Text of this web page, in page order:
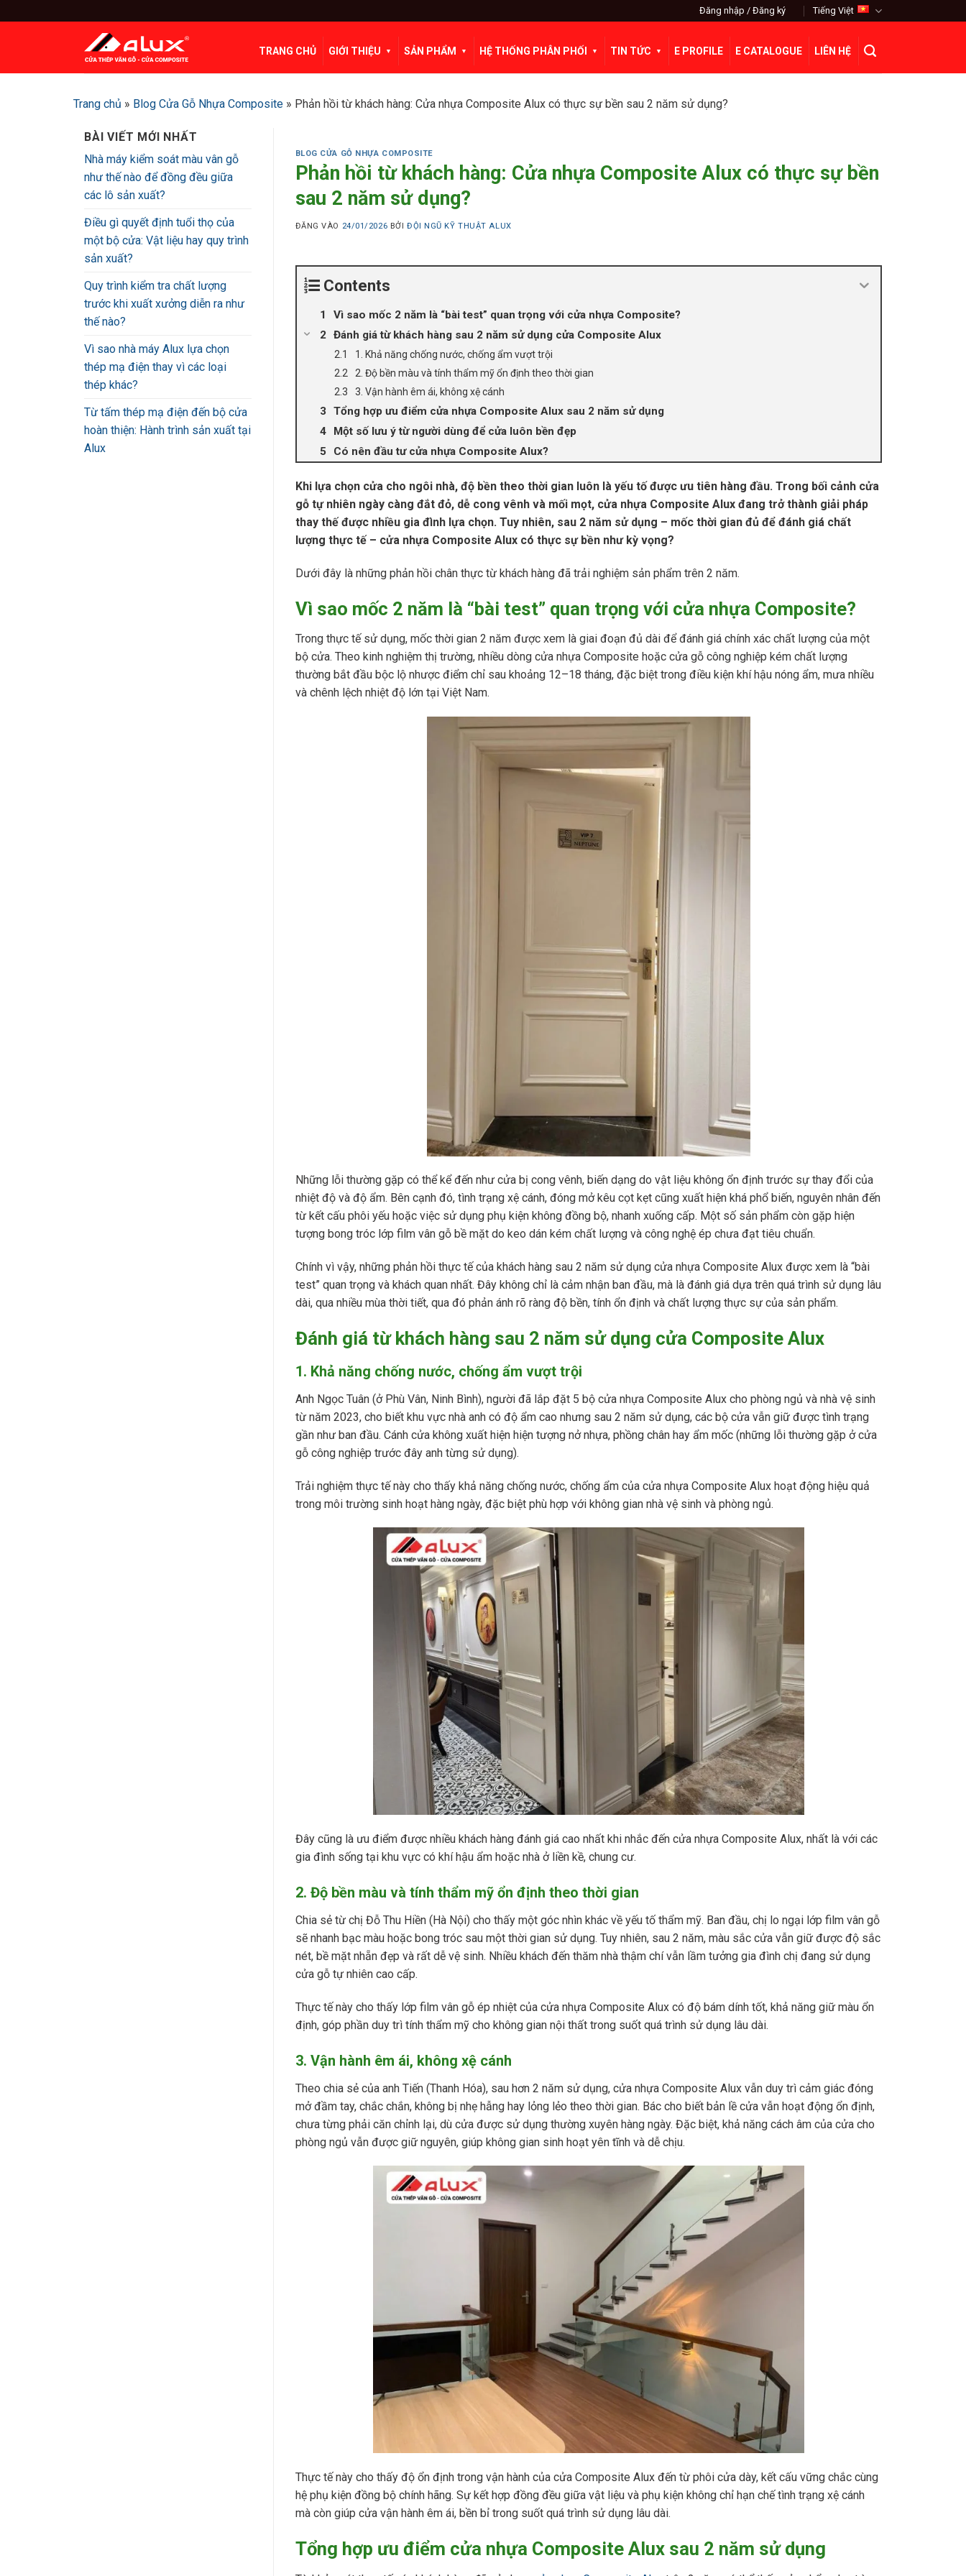
qua
Đăng nhập / Đăng ký Tiếng Việt
TRANG CHỦ GIỚI THIỆU SẢN PHẨM HỆ THỐNG PHÂN PHỐI TIN TỨC E PROFILE E CATALOGUE LIÊN HỆ
Trang chủ » Blog Cửa Gỗ Nhựa Composite » Phản hồi từ khách hàng: Cửa nhựa Composite Alux có thực sự bền sau 2 năm sử dụng?
BÀI VIẾT MỚI NHẤT
Nhà máy kiểm soát màu vân gỗ
như thế nào để đồng đều giữa
các lô sản xuất?
Điều gì quyết định tuổi thọ của
một bộ cửa: Vật liệu hay quy trình
sản xuất?
Quy trình kiểm tra chất lượng
trước khi xuất xưởng diễn ra như
thế nào?
Vì sao nhà máy Alux lựa chọn
thép mạ điện thay vì các loại
thép khác?
Từ tấm thép mạ điện đến bộ cửa
hoàn thiện: Hành trình sản xuất tại
Alux
BLOG CỬA GỖ NHỰA COMPOSITE
Phản hồi từ khách hàng: Cửa nhựa Composite Alux có thực sự bền
sau 2 năm sử dụng?
ĐĂNG VÀO 24/01/2026 BỞI ĐỘI NGŨ KỸ THUẬT ALUX
Contents
Vì sao mốc 2 năm là “bài test” quan trọng với cửa nhựa Composite?
Đánh giá từ khách hàng sau 2 năm sử dụng cửa Composite Alux
1. Khả năng chống nước, chống ẩm vượt trội
2. Độ bền màu và tính thẩm mỹ ổn định theo thời gian
3. Vận hành êm ái, không xệ cánh
Tổng hợp ưu điểm cửa nhựa Composite Alux sau 2 năm sử dụng
Một số lưu ý từ người dùng để cửa luôn bền đẹp
Có nên đầu tư cửa nhựa Composite Alux?
Khi lựa chọn cửa cho ngôi nhà, độ bền theo thời gian luôn là yếu tố được ưu tiên hàng đầu. Trong bối cảnh cửa
gỗ tự nhiên ngày càng đắt đỏ, dễ cong vênh và mối mọt, cửa nhựa Composite Alux đang trở thành giải pháp
thay thế được nhiều gia đình lựa chọn. Tuy nhiên, sau 2 năm sử dụng – mốc thời gian đủ để đánh giá chất
lượng thực tế – cửa nhựa Composite Alux có thực sự bền như kỳ vọng?
Dưới đây là những phản hồi chân thực từ khách hàng đã trải nghiệm sản phẩm trên 2 năm.
Vì sao mốc 2 năm là “bài test” quan trọng với cửa nhựa Composite?
Trong thực tế sử dụng, mốc thời gian 2 năm được xem là giai đoạn đủ dài để đánh giá chính xác chất lượng của một
bộ cửa. Theo kinh nghiệm thị trường, nhiều dòng cửa nhựa Composite hoặc cửa gỗ công nghiệp kém chất lượng
thường bắt đầu bộc lộ nhược điểm chỉ sau khoảng 12–18 tháng, đặc biệt trong điều kiện khí hậu nóng ẩm, mưa nhiều
và chênh lệch nhiệt độ lớn tại Việt Nam.
Những lỗi thường gặp có thể kể đến như cửa bị cong vênh, biến dạng do vật liệu không ổn định trước sự thay đổi của
nhiệt độ và độ ẩm. Bên cạnh đó, tình trạng xệ cánh, đóng mở kêu cọt kẹt cũng xuất hiện khá phổ biến, nguyên nhân đến
từ kết cấu phôi yếu hoặc việc sử dụng phụ kiện không đồng bộ, nhanh xuống cấp. Một số sản phẩm còn gặp hiện
tượng bong tróc lớp film vân gỗ bề mặt do keo dán kém chất lượng và công nghệ ép chưa đạt tiêu chuẩn.
Chính vì vậy, những phản hồi thực tế của khách hàng sau 2 năm sử dụng cửa nhựa Composite Alux được xem là “bài
test” quan trọng và khách quan nhất. Đây không chỉ là cảm nhận ban đầu, mà là đánh giá dựa trên quá trình sử dụng lâu
dài, qua nhiều mùa thời tiết, qua đó phản ánh rõ ràng độ bền, tính ổn định và chất lượng thực sự của sản phẩm.
Đánh giá từ khách hàng sau 2 năm sử dụng cửa Composite Alux
1. Khả năng chống nước, chống ẩm vượt trội
Anh Ngọc Tuân (ở Phù Vân, Ninh Bình), người đã lắp đặt 5 bộ cửa nhựa Composite Alux cho phòng ngủ và nhà vệ sinh
từ năm 2023, cho biết khu vực nhà anh có độ ẩm cao nhưng sau 2 năm sử dụng, các bộ cửa vẫn giữ được tình trạng
gần như ban đầu. Cánh cửa không xuất hiện hiện tượng nở nhựa, phồng chân hay ẩm mốc (những lỗi thường gặp ở cửa
gỗ công nghiệp trước đây anh từng sử dụng).
Trải nghiệm thực tế này cho thấy khả năng chống nước, chống ẩm của cửa nhựa Composite Alux hoạt động hiệu quả
trong môi trường sinh hoạt hàng ngày, đặc biệt phù hợp với không gian nhà vệ sinh và phòng ngủ.
Đây cũng là ưu điểm được nhiều khách hàng đánh giá cao nhất khi nhắc đến cửa nhựa Composite Alux, nhất là với các
gia đình sống tại khu vực có khí hậu ẩm hoặc nhà ở liền kề, chung cư.
2. Độ bền màu và tính thẩm mỹ ổn định theo thời gian
Chia sẻ từ chị Đỗ Thu Hiền (Hà Nội) cho thấy một góc nhìn khác về yếu tố thẩm mỹ. Ban đầu, chị lo ngại lớp film vân gỗ
sẽ nhanh bạc màu hoặc bong tróc sau một thời gian sử dụng. Tuy nhiên, sau 2 năm, màu sắc cửa vẫn giữ được độ sắc
nét, bề mặt nhẵn đẹp và rất dễ vệ sinh. Nhiều khách đến thăm nhà thậm chí vẫn lầm tưởng gia đình chị đang sử dụng
cửa gỗ tự nhiên cao cấp.
Thực tế này cho thấy lớp film vân gỗ ép nhiệt của cửa nhựa Composite Alux có độ bám dính tốt, khả năng giữ màu ổn
định, góp phần duy trì tính thẩm mỹ cho không gian nội thất trong suốt quá trình sử dụng lâu dài.
3. Vận hành êm ái, không xệ cánh
Theo chia sẻ của anh Tiến (Thanh Hóa), sau hơn 2 năm sử dụng, cửa nhựa Composite Alux vẫn duy trì cảm giác đóng
mở đầm tay, chắc chắn, không bị nhẹ hẫng hay lỏng lẻo theo thời gian. Bác cho biết bản lề cửa vẫn hoạt động ổn định,
chưa từng phải căn chỉnh lại, dù cửa được sử dụng thường xuyên hàng ngày. Đặc biệt, khả năng cách âm của cửa cho
phòng ngủ vẫn được giữ nguyên, giúp không gian sinh hoạt yên tĩnh và dễ chịu.
Thực tế này cho thấy độ ổn định trong vận hành của cửa Composite Alux đến từ phôi cửa dày, kết cấu vững chắc cùng
hệ phụ kiện đồng bộ chính hãng. Sự kết hợp đồng đều giữa vật liệu và phụ kiện không chỉ hạn chế tình trạng xệ cánh
mà còn giúp cửa vận hành êm ái, bền bỉ trong suốt quá trình sử dụng lâu dài.
Tổng hợp ưu điểm cửa nhựa Composite Alux sau 2 năm sử dụng